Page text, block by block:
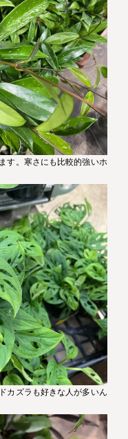
。寒さにも比較的強いホ
カズラも好きな人が多いん